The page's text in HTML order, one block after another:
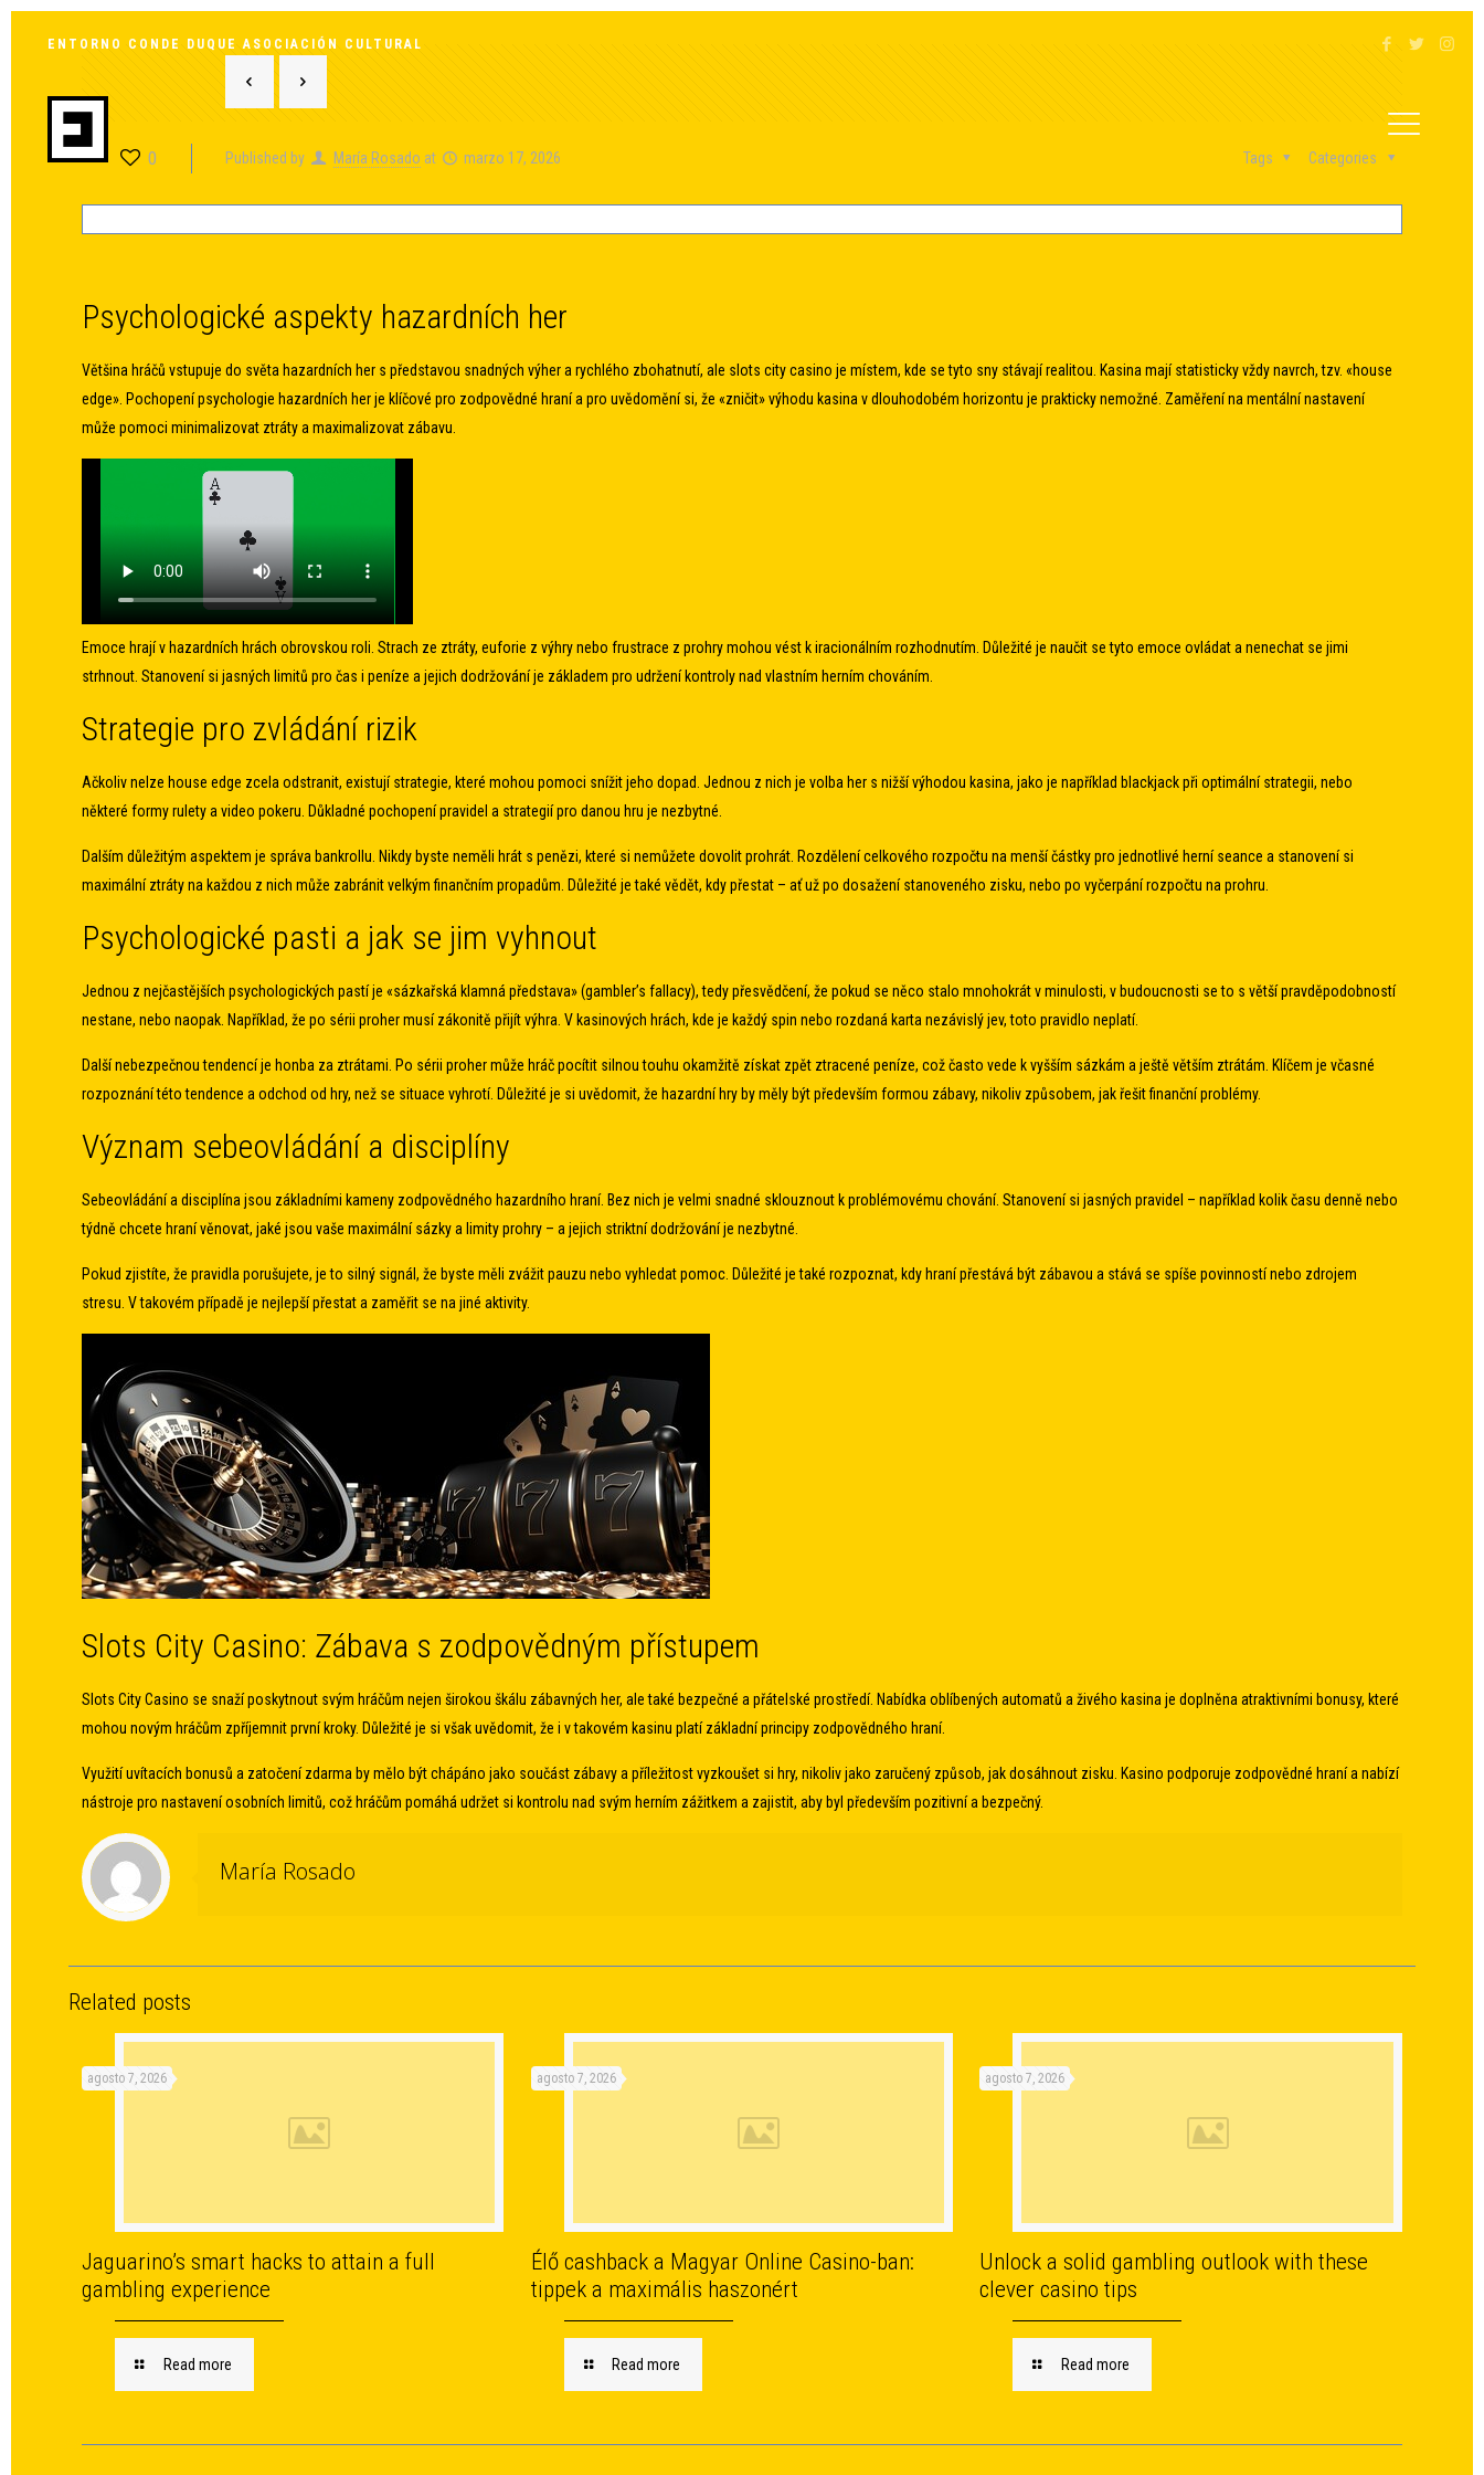
ENTORNO CONDE DUQUE ASOCIACIÓN CULTURAL
0 Published by María Rosado at marzo 17, 2026 Categories
Tags
Psychologické aspekty hazardních her
Většina hráčů vstupuje do světa hazardních her s představou snadných výher a rychlého zbohatnutí, ale slots city casino je místem, kde se tyto sny stávají realitou. Kasina mají statisticky vždy navrch, tzv. «house
edge». Pochopení psychologie hazardních her je klíčové pro zodpovědné hraní a pro uvědomění si, že «zničit» výhodu kasina v dlouhodobém horizontu je prakticky nemožné. Zaměření na mentální nastavení
může pomoci minimalizovat ztráty a maximalizovat zábavu.
Emoce hrají v hazardních hrách obrovskou roli. Strach ze ztráty, euforie z výhry nebo frustrace z prohry mohou vést k iracionálním rozhodnutím. Důležité je naučit se tyto emoce ovládat a nenechat se jimi
strhnout. Stanovení si jasných limitů pro čas i peníze a jejich dodržování je základem pro udržení kontroly nad vlastním herním chováním.
Strategie pro zvládání rizik
Ačkoliv nelze house edge zcela odstranit, existují strategie, které mohou pomoci snížit jeho dopad. Jednou z nich je volba her s nižší výhodou kasina, jako je například blackjack při optimální strategii, nebo
některé formy rulety a video pokeru. Důkladné pochopení pravidel a strategií pro danou hru je nezbytné.
Dalším důležitým aspektem je správa bankrollu. Nikdy byste neměli hrát s penězi, které si nemůžete dovolit prohrát. Rozdělení celkového rozpočtu na menší částky pro jednotlivé herní seance a stanovení si
maximální ztráty na každou z nich může zabránit velkým finančním propadům. Důležité je také vědět, kdy přestat – ať už po dosažení stanoveného zisku, nebo po vyčerpání rozpočtu na prohru.
Psychologické pasti a jak se jim vyhnout
Jednou z nejčastějších psychologických pastí je «sázkařská klamná představa» (gambler’s fallacy), tedy přesvědčení, že pokud se něco stalo mnohokrát v minulosti, v budoucnosti se to s větší pravděpodobností
nestane, nebo naopak. Například, že po sérii proher musí zákonitě přijít výhra. V kasinových hrách, kde je každý spin nebo rozdaná karta nezávislý jev, toto pravidlo neplatí.
Další nebezpečnou tendencí je honba za ztrátami. Po sérii proher může hráč pocítit silnou touhu okamžitě získat zpět ztracené peníze, což často vede k vyšším sázkám a ještě větším ztrátám. Klíčem je včasné
rozpoznání této tendence a odchod od hry, než se situace vyhrotí. Důležité je si uvědomit, že hazardní hry by měly být především formou zábavy, nikoliv způsobem, jak řešit finanční problémy.
Význam sebeovládání a disciplíny
Sebeovládání a disciplína jsou základními kameny zodpovědného hazardního hraní. Bez nich je velmi snadné sklouznout k problémovému chování. Stanovení si jasných pravidel – například kolik času denně nebo
týdně chcete hraní věnovat, jaké jsou vaše maximální sázky a limity prohry – a jejich striktní dodržování je nezbytné.
Pokud zjistíte, že pravidla porušujete, je to silný signál, že byste měli zvážit pauzu nebo vyhledat pomoc. Důležité je také rozpoznat, kdy hraní přestává být zábavou a stává se spíše povinností nebo zdrojem
stresu. V takovém případě je nejlepší přestat a zaměřit se na jiné aktivity.
Slots City Casino: Zábava s zodpovědným přístupem
Slots City Casino se snaží poskytnout svým hráčům nejen širokou škálu zábavných her, ale také bezpečné a přátelské prostředí. Nabídka oblíbených automatů a živého kasina je doplněna atraktivními bonusy, které
mohou novým hráčům zpříjemnit první kroky. Důležité je si však uvědomit, že i v takovém kasinu platí základní principy zodpovědného hraní.
Využití uvítacích bonusů a zatočení zdarma by mělo být chápáno jako součást zábavy a příležitost vyzkoušet si hry, nikoliv jako zaručený způsob, jak dosáhnout zisku. Kasino podporuje zodpovědné hraní a nabízí
nástroje pro nastavení osobních limitů, což hráčům pomáhá udržet si kontrolu nad svým herním zážitkem a zajistit, aby byl především pozitivní a bezpečný.
María Rosado
Related posts
agosto 7, 2026
Jaguarino’s smart hacks to attain a full
gambling experience
Read more
agosto 7, 2026
Élő cashback a Magyar Online Casino-ban:
tippek a maximális haszonért
Read more
agosto 7, 2026
Unlock a solid gambling outlook with these
clever casino tips
Read more